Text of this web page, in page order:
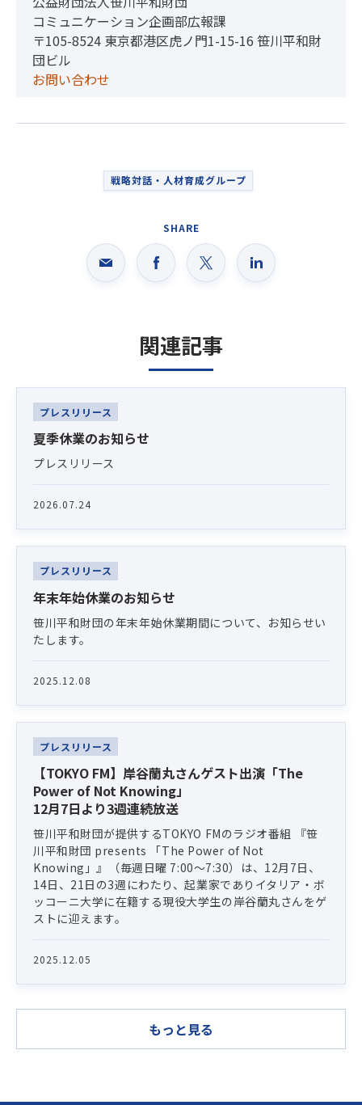
コミュニケーション企画部広報課
〒105-8524 東京都港区虎ノ門1-15-16 笹川平和財
団ビル
お問い合わせ
戦略対話・人材育成グループ
SHARE
関連記事
Latest News
プレスリリース
夏季休業のお知らせ
プレスリリース
2026.07.24
プレスリリース
年末年始休業のお知らせ
笹川平和財団の年末年始休業期間について、お知らせい
たします。
2025.12.08
プレスリリース
【TOKYO FM】岸谷蘭丸さんゲスト出演「The
Power of Not Knowing」
12月7日より3週連続放送
笹川平和財団が提供するTOKYO FMのラジオ番組 『笹
川平和財団 presents 「The Power of Not
Knowing」』（毎週日曜 7:00〜7:30）は、12月7日、
14日、21日の3週にわたり、起業家でありイタリア・ボ
ッコーニ大学に在籍する現役大学生の岸谷蘭丸さんをゲ
ストに迎えます。
2025.12.05
もっと見る